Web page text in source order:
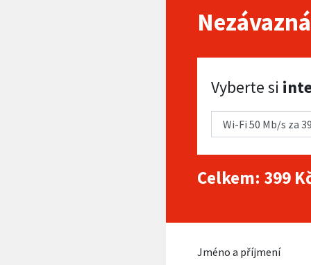
Vyberte si internet
Vyberte si
Celkem: 399
Jméno a příjmení